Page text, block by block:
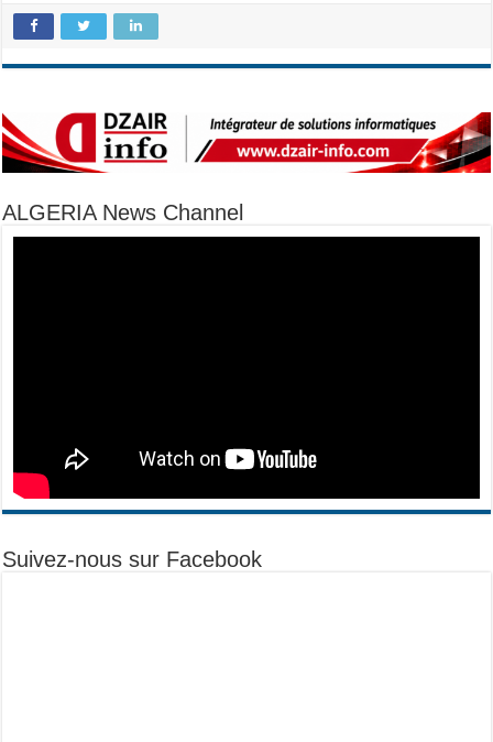
ALGERIA News Channel
Suivez-nous sur Facebook